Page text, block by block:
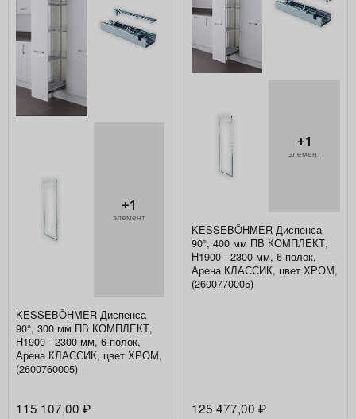
+1
элемент
KESSEBÖHMER Диспенса
90°, 300 мм ПВ КОМПЛЕКТ,
H1900 - 2300 мм, 6 полок,
Арена КЛАССИК, цвет ХРОМ,
(2600760005)
115 107,00₽
+1
элемент
KESSEBÖHMER Диспенса
90°, 400 мм ПВ КОМПЛЕКТ,
H1900 - 2300 мм, 6 полок,
Арена КЛАССИК, цвет ХРОМ,
(2600770005)
125 477,00 ₽